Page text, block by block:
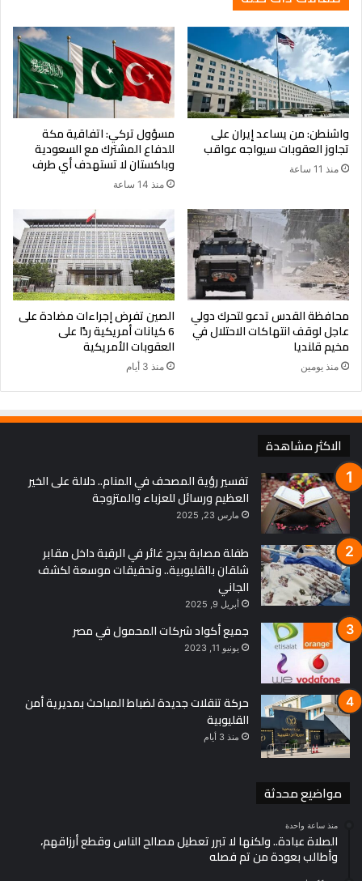
واشنطن: من يساعد إيران على
تجاوز العقوبات سيواجه عواقب
منذ 11 ساعة
مسؤول تركي: اتفاقية مكة
للدفاع المشترك مع السعودية
وباكستان لا تستهدف أي طرف
منذ 14 ساعة
محافظة القدس تدعو لتحرك دولي
عاجل لوقف انتهاكات الاحتلال في
مخيم قلنديا
منذ يومين
الصين تفرض إجراءات مضادة على
6 كيانات أمريكية ردًا على
العقوبات الأمريكية
منذ 3 أيام
الاكثر مشاهدة
تفسير رؤية المصحف في المنام.. دلالة على الخير
العظيم ورسائل للعزباء والمتزوجة
مارس 23, 2025
طفلة مصابة بجرح غائر في الرقبة داخل مقابر
شلقان بالقليوبية.. وتحقيقات موسعة لكشف
الجاني
أبريل 9, 2025
جميع أكواد شركات المحمول في مصر
يونيو 11, 2023
حركة تنقلات جديدة لضباط المباحث بمديرية أمن
القليوبية
منذ 3 أيام
مواضيع محدثة
منذ ساعة واحدة
الصلاة عبادة.. ولكنها لا تبرر تعطيل مصالح الناس وقطع أرزاقهم،
وأطالب بعودة من تم فصله